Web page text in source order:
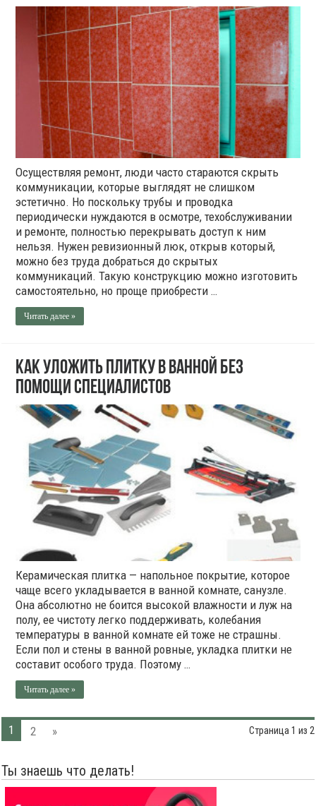
Осуществляя ремонт, люди часто стараются скрыть
коммуникации, которые выглядят не слишком
эстетично. Но поскольку трубы и проводка
периодически нуждаются в осмотре, техобслуживании
и ремонте, полностью перекрывать доступ к ним
нельзя. Нужен ревизионный люк, открыв который,
можно без труда добраться до скрытых
коммуникаций. Такую конструкцию можно изготовить
самостоятельно, но проще приобрести …
Читать далее »
Как уложить плитку в ванной без
помощи специалистов
Керамическая плитка — напольное покрытие, которое
чаще всего укладывается в ванной комнате, санузле.
Она абсолютно не боится высокой влажности и луж на
полу, ее чистоту легко поддерживать, колебания
температуры в ванной комнате ей тоже не страшны.
Если пол и стены в ванной ровные, укладка плитки не
составит особого труда. Поэтому …
Читать далее »
Страница 1 из 2
1 2 »
Ты знаешь что делать!